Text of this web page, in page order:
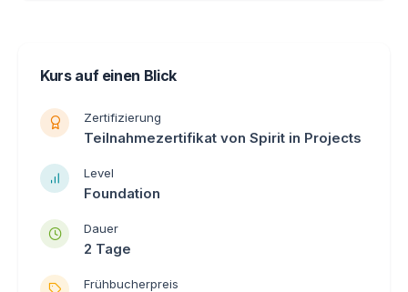
Kurs auf einen Blick
Zertifizierung
Teilnahmezertifikat von Spirit in Projects
Level
Foundation
Dauer
2 Tage
Frühbucherpreis